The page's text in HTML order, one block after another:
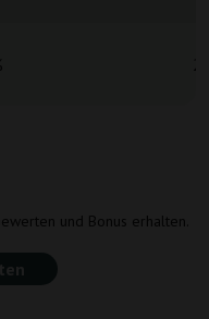
und Bonus erhalten.